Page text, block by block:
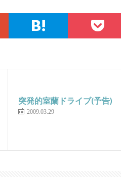
突発的室蘭ドライブ(予告)
2009.03.29